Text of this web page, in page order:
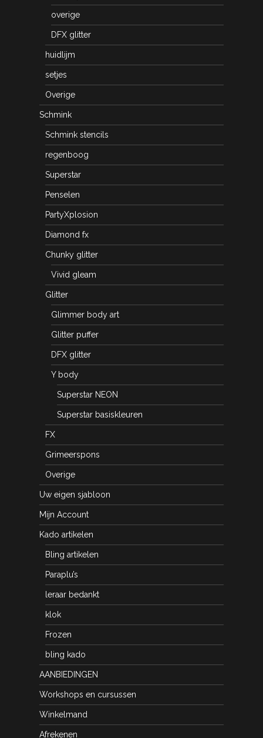
overige
DFX glitter
huidlijm
setjes
Overige
Schmink
Schmink stencils
regenboog
Superstar
Penselen
PartyXplosion
Diamond fx
Chunky glitter
Vivid gleam
Glitter
Glimmer body art
Glitter puffer
DFX glitter
Y body
Superstar NEON
Superstar basiskleuren
FX
Grimeerspons
Overige
Uw eigen sjabloon
Mijn Account
Kado artikelen
Bling artikelen
Paraplu’s
leraar bedankt
klok
Frozen
bling kado
AANBIEDINGEN
Workshops en cursussen
Winkelmand
Afrekenen